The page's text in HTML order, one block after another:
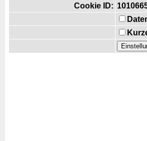
Cookie ID: